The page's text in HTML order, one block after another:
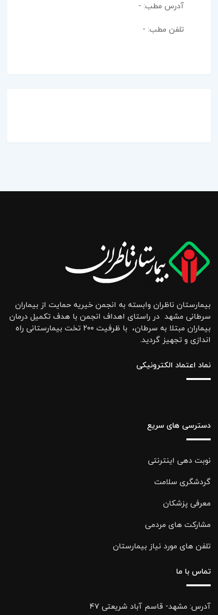
آدرس مطب: -
تلفن مطب: -
بیمارستان ناظران وابسته به انجمن خیریه حمایت از بیماران
سرطانی مشهد در راستای اهداف انجمن با هدف تکمیل درمان
بیماران مبتلا به سرطان، با ظرفیت ۲۰۰ تخت بیمارستانی راه
اندازی و تجهیز گردید.
نماد اعتماد الکترونیکی
دسترسی های سریع
نوبت دهی اینترنتی
گردشگری سلامت
معرفی پزشکان
مشارکت های مردمی
تلفن های مورد نیاز بیمارستان
تماس با ما
آدرس: مشهد- قاسم آباد شریعتی ۴۷